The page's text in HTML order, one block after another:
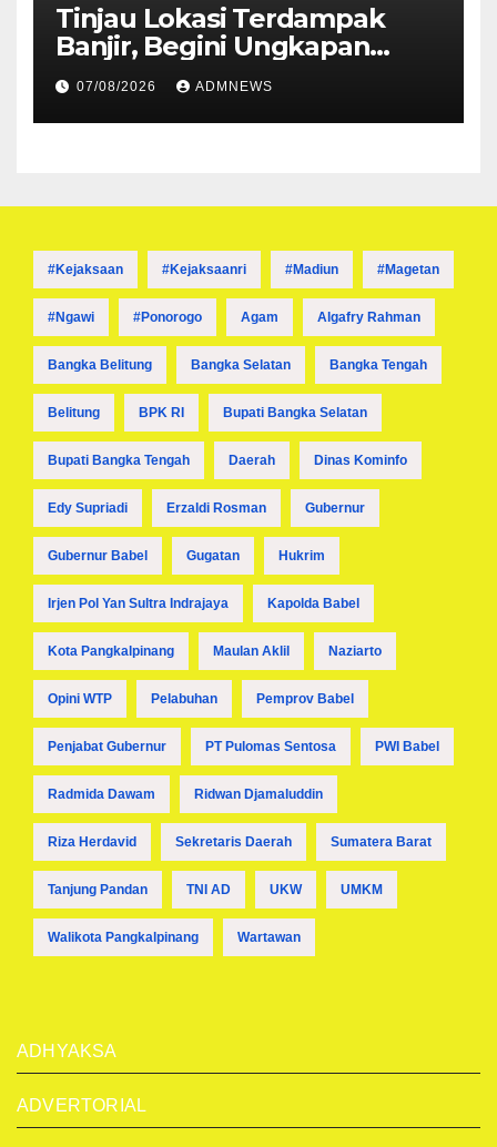
Tinjau Lokasi Terdampak
Banjir, Begini Ungkapan
Mahyeldi
07/08/2026 ADMNEWS
#kejaksaan #kejaksaanri #madiun #magetan
#ngawi #ponorogo Agam Algafry Rahman
Bangka Belitung Bangka Selatan Bangka Tengah
Belitung BPK RI Bupati Bangka Selatan
Bupati Bangka Tengah Daerah Dinas Kominfo
Edy Supriadi Erzaldi Rosman Gubernur
Gubernur Babel Gugatan Hukrim
Irjen Pol Yan Sultra Indrajaya Kapolda Babel
Kota Pangkalpinang Maulan Aklil Naziarto
Opini WTP Pelabuhan Pemprov Babel
Penjabat Gubernur PT Pulomas Sentosa PWI Babel
Radmida Dawam Ridwan Djamaluddin
Riza Herdavid Sekretaris Daerah Sumatera Barat
Tanjung Pandan TNI AD UKW UMKM
Walikota Pangkalpinang Wartawan
ADHYAKSA
ADVERTORIAL